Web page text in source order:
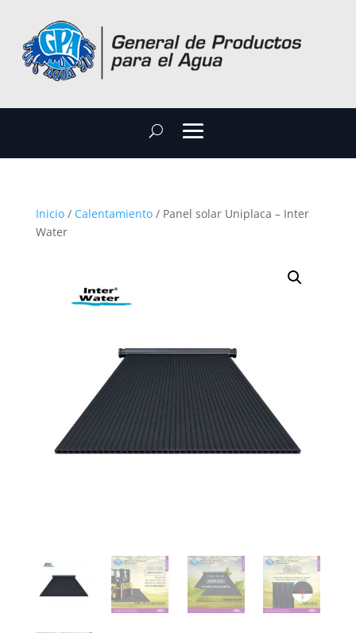
Inicio/ Calentamiento/ Panel solar Uniplaca – Inter
Water